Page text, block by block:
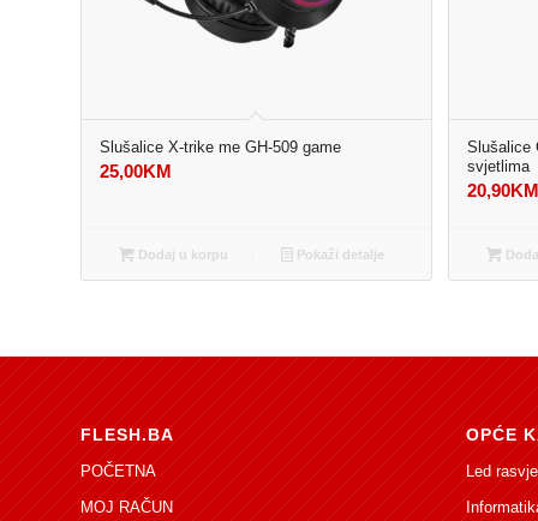
Slušalice X-trike me GH-509 game
25,00KM
Dodaj u korpu Pokaži detalje
Slušalice
svjetlima
20,90KM
FLESH.BA
POČETNA
MOJ RAČUN
OPĆE
Led